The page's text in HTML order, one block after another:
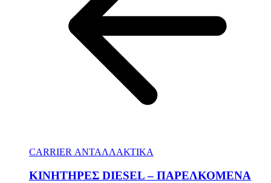
CARRIER ΑΝΤΑΛΛΑΚΤΙΚΑ
KΙΝΗΤΗΡΕΣ DIESEL – ΠΑΡΕΛΚΟΜΕΝΑ